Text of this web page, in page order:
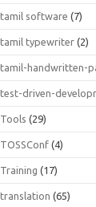
tamil software (7)
tamil typewriter (2)
tamil-handwritten-
test-driven-
Tools (29)
TOSSConf (4)
Training (17)
translation (65)